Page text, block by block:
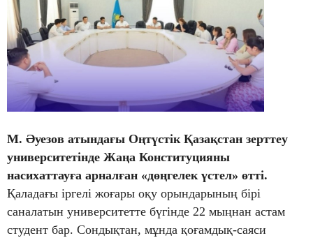
М. Әуезов атындағы Оңтүстік Қазақстан зерттеу
университетінде Жаңа Конституцияны
насихаттауға арналған «дөңгелек үстел» өтті.
Қаладағы іргелі жоғары оқу орындарының бірі
саналатын университетте бүгінде 22 мыңнан астам
студент бар. Сондықтан, мұнда қоғамдық-саяси